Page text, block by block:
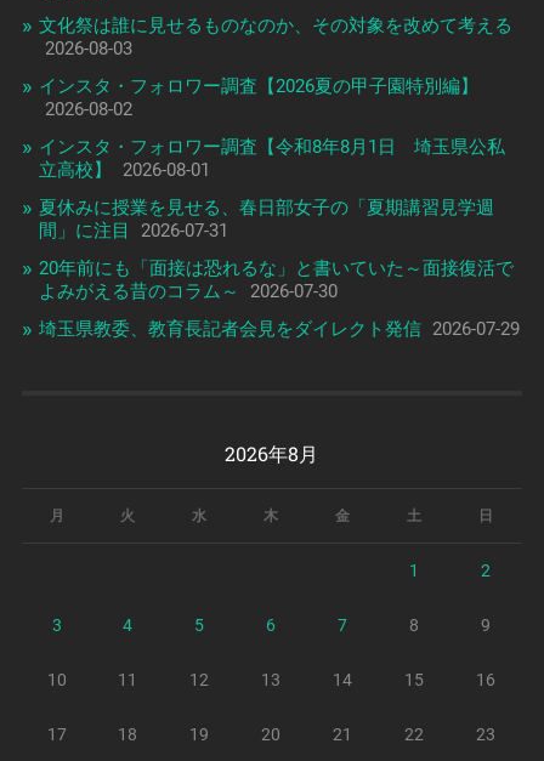
文化祭は誰に見せるものなのか、その対象を改めて考える
2026-08-03
インスタ・フォロワー調査【2026夏の甲子園特別編】
2026-08-02
インスタ・フォロワー調査【令和8年8月1日 埼玉県公私
立高校】
2026-08-01
夏休みに授業を見せる、春日部女子の「夏期講習見学週
間」に注目
2026-07-31
20年前にも「面接は恐れるな」と書いていた～面接復活で
よみがえる昔のコラム～
2026-07-30
埼玉県教委、教育長記者会見をダイレクト発信 2026-07-29
2026年8月
月 火 水 木 金 土 日
1 2
3 4 5 6 7 8 9
10 11 12 13 14 15 16
17 18 19 20 21 22 23